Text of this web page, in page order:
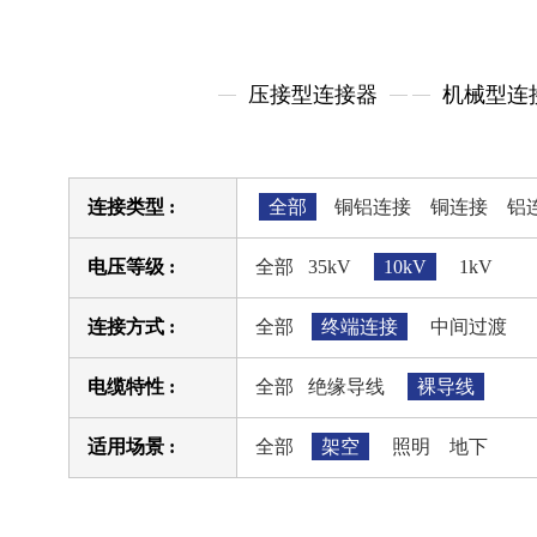
压接型连接器 机械型连
连接类型 : 全部 铜铝连接 铜连接 铝
电压等级 : 全部 35kV 10kV 1kV
连接方式 : 全部 终端连接 中间过渡
电缆特性 : 全部 绝缘导线 裸导线
适用场景 : 全部 架空 照明 地下